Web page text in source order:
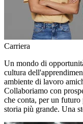
Carriera
Un mondo di
cultura
ambiente di lavoro
Collaboriamo con
che conta, per un
storia più grande. Una